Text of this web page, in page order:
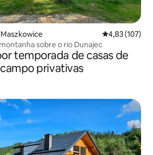
4,83 de uma
4,83 (107)
sobre o rio Dunajec
temporada de casas de
campo privativas